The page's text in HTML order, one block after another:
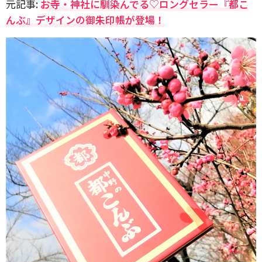
元記事: お寺・神社に馴染んでる♡ロングセラー『都こ
んぶ』デザインの御朱印帳が登場！